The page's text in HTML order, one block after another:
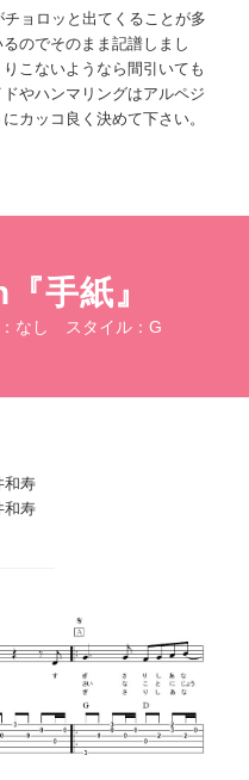
ョロッと出てくることが多
のでそのまま記譜しまし
こないようなら間引いても
やハンマリングはアルペジ
カッコ良く決めて下さい。
手紙』
なし スタイル：G
和寿
和寿